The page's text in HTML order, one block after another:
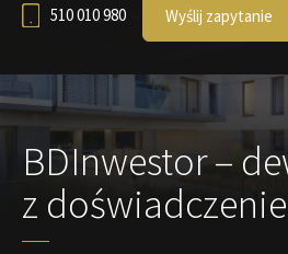
510 010 980 Wyślij zapytanie
BDInwestor –
z